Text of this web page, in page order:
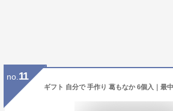
no. 11